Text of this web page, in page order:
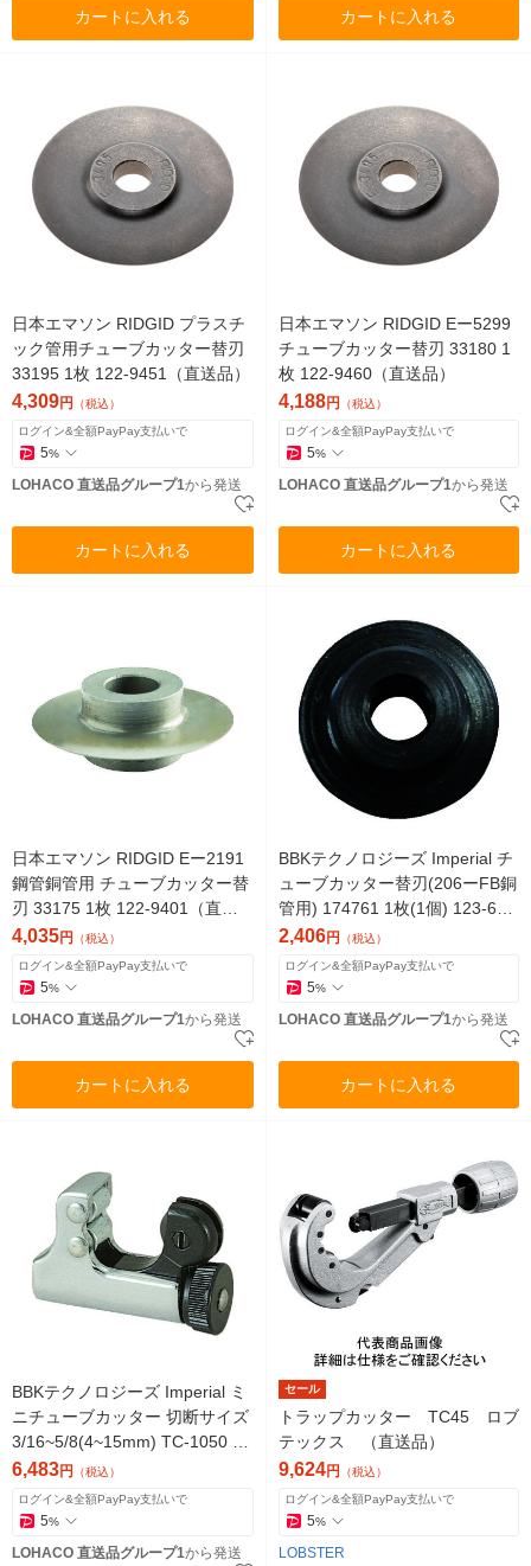
カートに入れる カートに入れる
日本エマソン RIDGID プラスチ
ック管用チューブカッター替刃
33195 1枚 122-9451（直送品）
4,309円 （税込）
ログイン&全額PayPay支払いで
5%
LOHACO 直送品グループ1から発送
カートに入れる
日本エマソン RIDGID Eー5299
チューブカッター替刃 33180 1
枚 122-9460（直送品）
4,188円 （税込）
ログイン&全額PayPay支払いで
5%
LOHACO 直送品グループ1から発送
カートに入れる
日本エマソン RIDGID Eー2191
鋼管銅管用 チューブカッター替
刃 33175 1枚 122-9401（直送
品）
4,035円 （税込）
ログイン&全額PayPay支払いで
5%
LOHACO 直送品グループ1から発送
カートに入れる
BBKテクノロジーズ Imperial チ
ューブカッター替刃(206ーFB銅
管用) 174761 1枚(1個) 123-661
0（直送品）
2,406円 （税込）
ログイン&全額PayPay支払いで
5%
LOHACO 直送品グループ1から発送
カートに入れる
BBKテクノロジーズ Imperial ミ
ニチューブカッター 切断サイズ
3/16~5/8(4~15mm) TC-1050 1
個（直送品）
6,483円 （税込）
ログイン&全額PayPay支払いで
5%
LOHACO 直送品グループ1から発送
セール
トラップカッター TC45 ロブ
テックス （直送品）
9,624円 （税込）
ログイン&全額PayPay支払いで
5%
LOBSTER